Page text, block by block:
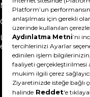
Mesafeli Satış Sözleşmesi
Gizlilik Sözleşmesi
Ürünümü nasıl iade
edebilirim?